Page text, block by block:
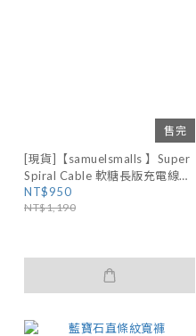
售完
[現貨]【samuelsmalls 】Super
Spiral Cable 軟糖長版充電線
(2m) 4色
NT$950
NT$1,190